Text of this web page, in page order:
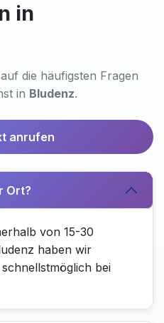
in
die häufigsten Fragen
in Bludenz.
anrufen
Ort?
von 15-30
haben wir
bei